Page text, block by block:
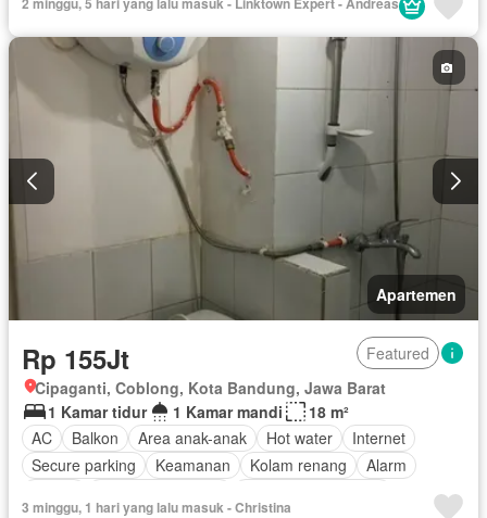
Apartemen
Rp 155Jt
Featured
Cipaganti, Coblong, Kota Bandung, Jawa Barat
1 Kamar tidur
1 Kamar mandi
18 m²
AC
Balkon Area anak-anak Hot water
Internet
Secure parking
Keamanan Kolam renang
Alarm
3 minggu, 1 hari yang lalu masuk - Christina